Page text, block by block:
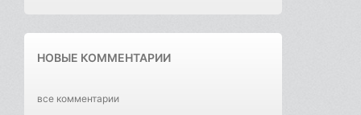
НОВЫЕ КОММЕНТАРИИ
все комментарии